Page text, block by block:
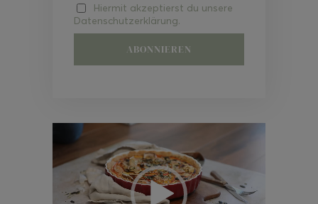
Hiermit akzeptierst du unsere
Datenschutzerklärung.
Video-